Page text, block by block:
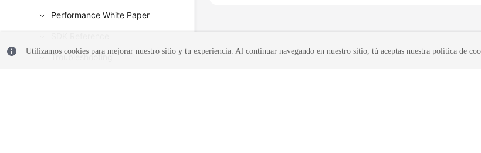
Performance White Paper
Troubleshooting
Utilizamos cookies para mejorar nuestro sitio y tu experiencia. Al continuar navegando en nuestro sitio, tú aceptas nuestra política de